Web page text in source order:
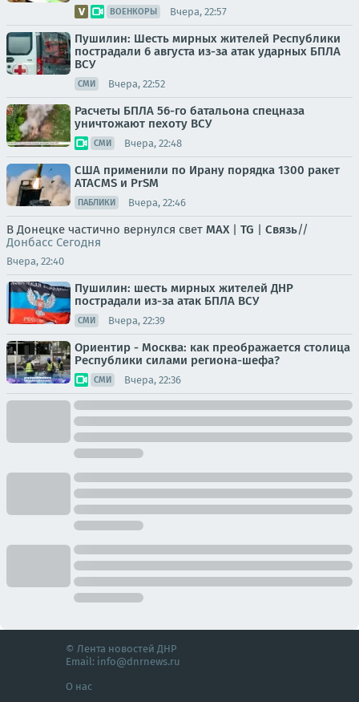
ВОЕНКОРЫ Вчера, 22:57
Пушилин: Шесть мирных жителей Республики
пострадали 6 августа из-за атак ударных БПЛА
ВСУ
СМИ Вчера, 22:52
Расчеты БПЛА 56-го батальона спецназа
уничтожают пехоту ВСУ
СМИ Вчера, 22:48
США применили по Ирану порядка 1300 ракет
ATACMS и PrSM
ПАБЛИКИ Вчера, 22:46
В Донецке частично вернулся свет MAX| TG | Связь//
Донбасс Сегодня
Вчера, 22:40
Пушилин: шесть мирных жителей ДНР
пострадали из-за атак БПЛА ВСУ
СМИ Вчера, 22:39
Ориентир - Москва: как преображается столица
Республики силами региона-шефа?
СМИ Вчера, 22:36
© Лента новостей ДНР
Email: info@dnrnews.ru
О нас